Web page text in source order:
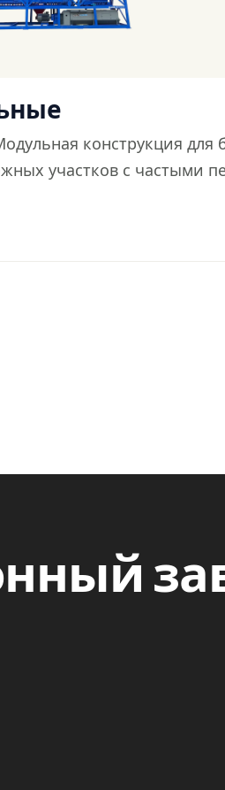
конструкция
участков с частыми